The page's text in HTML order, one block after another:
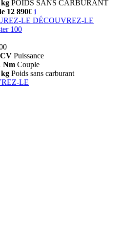
kg POIDS SANS CARBURANT
12 890€ i
LE DÉCOUVREZ-LE
100
CV Puissance
Nm Couple
kg Poids sans carburant
LE